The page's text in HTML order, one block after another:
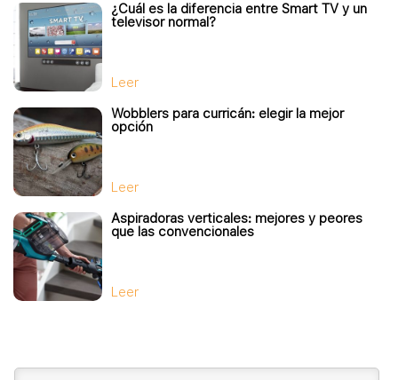
¿Cuál es la diferencia entre Smart TV y un
televisor normal?
Leer
Wobblers para curricán: elegir la mejor
opción
Leer
Aspiradoras verticales: mejores y peores
que las convencionales
Leer